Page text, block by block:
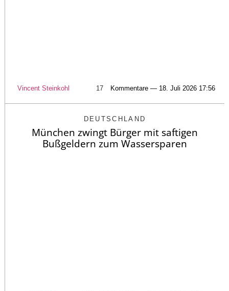
Vincent Steinkohl 17 Kommentare — 18. Juli 2026 17:56
DEUTSCHLAND
München zwingt Bürger mit saftigen
Bußgeldern zum Wassersparen